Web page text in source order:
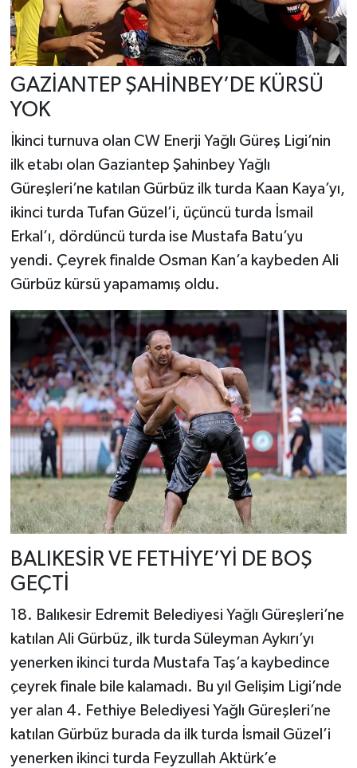
GAZİANTEP ŞAHİNBEY’DE KÜRSÜ
YOK
İkinci turnuva olan CW Enerji Yağlı Güreş Ligi’nin
ilk etabı olan Gaziantep Şahinbey Yağlı
Güreşleri’ne katılan Gürbüz ilk turda Kaan Kaya’yı,
ikinci turda Tufan Güzel’i, üçüncü turda İsmail
Erkal’ı, dördüncü turda ise Mustafa Batu’yu
yendi. Çeyrek finalde Osman Kan’a kaybeden Ali
Gürbüz kürsü yapamamış oldu.
BALIKESİR VE FETHİYE’Yİ DE BOŞ
GEÇTİ
18. Balıkesir Edremit Belediyesi Yağlı Güreşleri’ne
katılan Ali Gürbüz, ilk turda Süleyman Aykırı’yı
yenerken ikinci turda Mustafa Taş’a kaybedince
çeyrek finale bile kalamadı. Bu yıl Gelişim Ligi’nde
yer alan 4. Fethiye Belediyesi Yağlı Güreşleri’ne
katılan Gürbüz burada da ilk turda İsmail Güzel’i
yenerken ikinci turda Feyzullah Aktürk’e